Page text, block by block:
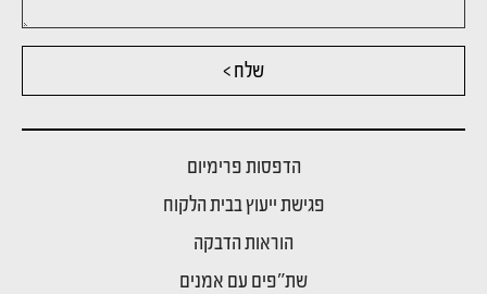
הדפסות פרימיום
פגישת ייעוץ בבית הלקוח
הוראות הדבקה
שת"פים עם אמנים
שלח >